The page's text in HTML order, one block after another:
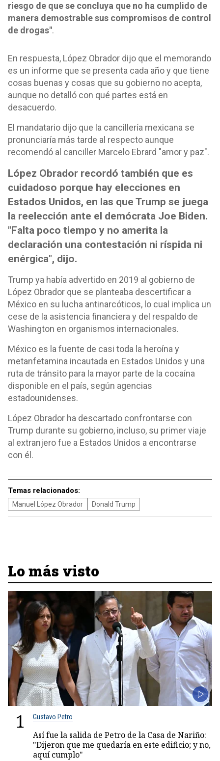
riesgo de que se concluya que no ha cumplido de
manera demostrable sus compromisos de control
de drogas".
En respuesta, López Obrador dijo que el memorando
es un informe que se presenta cada año y que tiene
cosas buenas y cosas que su gobierno no acepta,
aunque no detalló con qué partes está en
desacuerdo.
El mandatario dijo que la cancillería mexicana se
pronunciaría más tarde al respecto aunque
recomendó al canciller Marcelo Ebrard "amor y paz".
López Obrador recordó también que es
cuidadoso porque hay elecciones en
Estados Unidos, en las que Trump se juega
la reelección ante el demócrata Joe Biden.
"Falta poco tiempo y no amerita la
declaración una contestación ni ríspida ni
enérgica", dijo.
Trump ya había advertido en 2019 al gobierno de
López Obrador que se planteaba descertificar a
México en su lucha antinarcóticos, lo cual implica un
cese de la asistencia financiera y del respaldo de
Washington en organismos internacionales.
México es la fuente de casi toda la heroína y
metanfetamina incautada en Estados Unidos y una
ruta de tránsito para la mayor parte de la cocaína
disponible en el país, según agencias
estadounidenses.
López Obrador ha descartado confrontarse con
Trump durante su gobierno, incluso, su primer viaje
al extranjero fue a Estados Unidos a encontrarse
con él.
Temas relacionados:
Manuel López Obrador Donald Trump
Lo más visto
1 Gustavo Petro
Así fue la salida de Petro de la Casa de Nariño:
"Dijeron que me quedaría en este edificio; y no,
aquí cumplo"